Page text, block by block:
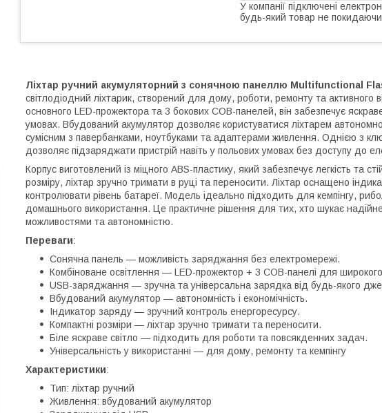
У компанії підключені
будь-який товар не
Ліхтар ручний акумуляторний з сонячною панеллю Multifunctional
світлодіодний ліхтарик, створений для дому, роботи, ремонту та активного
основного LED-прожектора та 3 бокових COB-панелей, він забезпечує
умовах. Вбудований акумулятор дозволяє користуватися ліхтарем
сумісним з павербанками, ноутбуками та адаптерами живлення. Однією з
дозволяє підзаряджати пристрій навіть у польових умовах без доступу до
Корпус виготовлений із міцного ABS-пластику, який забезпечує легкість та
розміру, ліхтар зручно тримати в руці та переносити. Ліхтар оснащено
контролювати рівень батареї. Модель ідеально підходить для кемпінгу,
домашнього використання. Це практичне рішення для тих, хто шукає
можливостями та автономністю.
Переваги:
Сонячна панель — можливість заряджання без електромережі.
Комбіноване освітлення — LED-прожектор + 3 COB-панелі для
USB-заряджання — зручна та універсальна зарядка від будь-якого
Вбудований акумулятор — автономність і економічність.
Індикатор заряду — зручний контроль енергоресурсу.
Компактні розміри — ліхтар зручно тримати та переносити.
Біле яскраве світло — підходить для роботи та повсякденних задач.
Універсальність у використанні — для дому, ремонту та кемпінгу
Характеристики:
Тип: ліхтар ручний
Живлення: вбудований акумулятор